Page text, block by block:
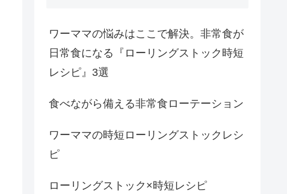
ワーママの悩みはここで解決。非常食が
日常食になる『ローリングストック時短
レシピ』3選
食べながら備える非常食ローテーション
ワーママの時短ローリングストックレシ
ピ
ローリングストック×時短レシピ